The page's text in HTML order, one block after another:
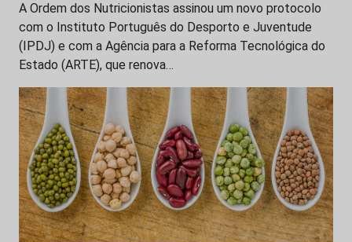
A Ordem dos Nutricionistas assinou um novo protocolo
com o Instituto Português do Desporto e Juventude
(IPDJ) e com a Agência para a Reforma Tecnológica do
Estado (ARTE), que renova…